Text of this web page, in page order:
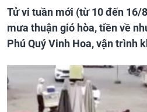
Tử vi tuần mới (từ 10 đến 16/
mưa thuận gió hòa, tiền về
Phú Quý Vinh Hoa, vận trình